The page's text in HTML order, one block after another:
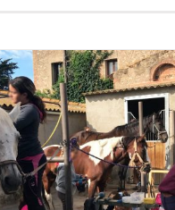
Campus Estiu